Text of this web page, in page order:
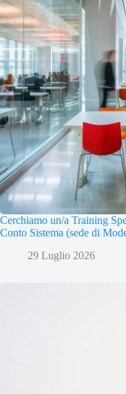
Cerchiamo un/a Training
Conto Sistema (sede di
29 Luglio 2026